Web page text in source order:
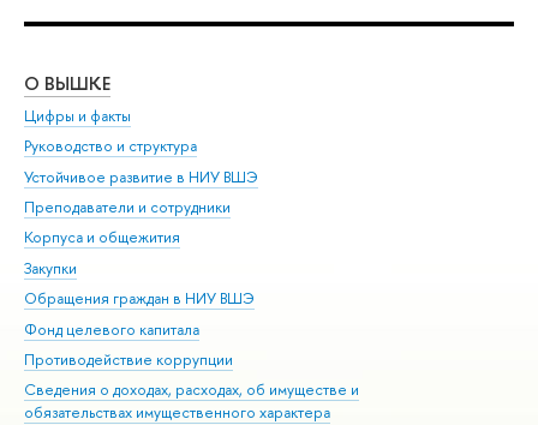
О ВЫШКЕ
Цифры и факты
Руководство и структура
Устойчивое развитие в НИУ ВШЭ
Преподаватели и сотрудники
Корпуса и общежития
Закупки
Обращения граждан в НИУ ВШЭ
Фонд целевого капитала
Противодействие коррупции
Сведения о доходах, расходах, об имуществе и
обязательствах имущественного характера